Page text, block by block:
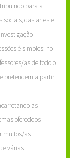
para a
sociais, das artes e
é simples: no
as de todo o
pretendem a partir
as
oferecidos
muitos/as
várias